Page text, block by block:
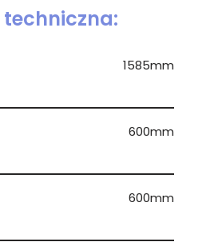
1585mm
600mm
600mm